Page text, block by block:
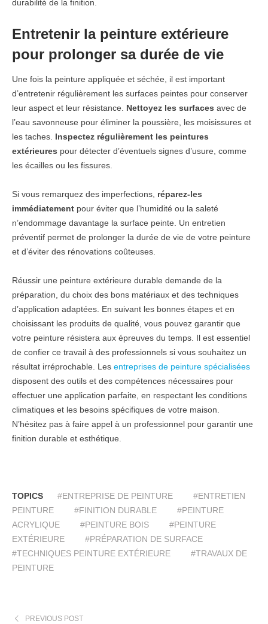
durabilité de la finition.
Entretenir la peinture extérieure
pour prolonger sa durée de vie
Une fois la peinture appliquée et séchée, il est important
d’entretenir régulièrement les surfaces peintes pour conserver
leur aspect et leur résistance. Nettoyez les surfaces avec de
l’eau savonneuse pour éliminer la poussière, les moisissures et
les taches. Inspectez régulièrement les peintures
extérieures pour détecter d’éventuels signes d’usure, comme
les écailles ou les fissures.
Si vous remarquez des imperfections, réparez-les
immédiatement pour éviter que l’humidité ou la saleté
n’endommage davantage la surface peinte. Un entretien
préventif permet de prolonger la durée de vie de votre peinture
et d’éviter des rénovations coûteuses.
Réussir une peinture extérieure durable demande de la
préparation, du choix des bons matériaux et des techniques
d’application adaptées. En suivant les bonnes étapes et en
choisissant les produits de qualité, vous pouvez garantir que
votre peinture résistera aux épreuves du temps. Il est essentiel
de confier ce travail à des professionnels si vous souhaitez un
résultat irréprochable. Les entreprises de peinture spécialisées
disposent des outils et des compétences nécessaires pour
effectuer une application parfaite, en respectant les conditions
climatiques et les besoins spécifiques de votre maison.
N’hésitez pas à faire appel à un professionnel pour garantir une
finition durable et esthétique.
TOPICS #ENTREPRISE DE PEINTURE
#ENTRETIEN
PEINTURE
#FINITION DURABLE
#PEINTURE
ACRYLIQUE
#PEINTURE BOIS
#PEINTURE
EXTÉRIEURE
#PRÉPARATION DE SURFACE
#TECHNIQUES PEINTURE EXTÉRIEURE
#TRAVAUX DE
PEINTURE
PREVIOUS POST